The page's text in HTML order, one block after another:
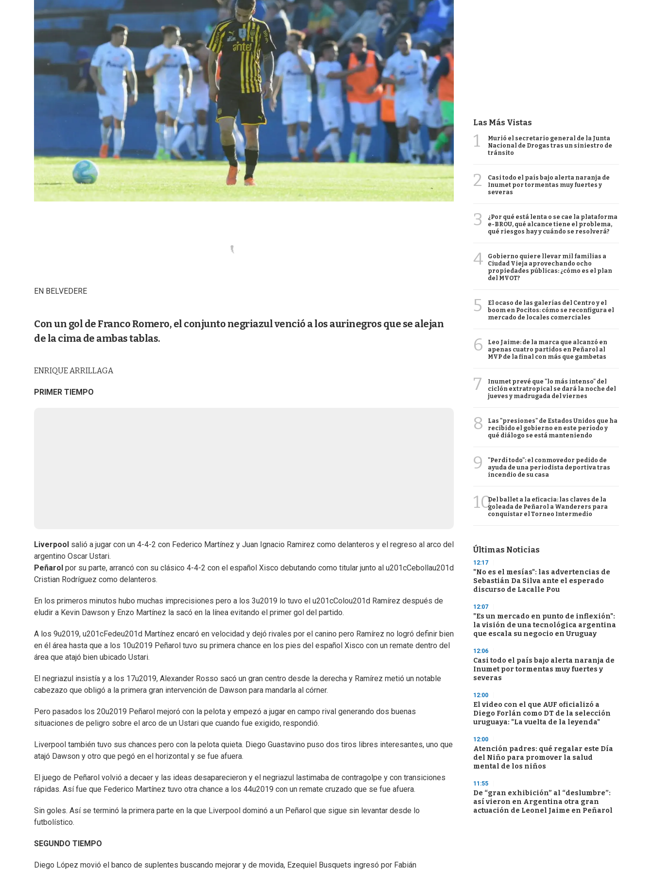
EN BELVEDERE
Con un gol de Franco Romero, el conjunto negriazul venció a los aurinegros que se alejan
de la cima de ambas tablas.
ENRIQUE ARRILLAGA
PRIMER TIEMPO
Liverpool salió a jugar con un 4-4-2 con Federico Martínez y Juan Ignacio Ramirez como delanteros y el regreso al arco del
argentino Oscar Ustari.
Peñarol por su parte, arrancó con su clásico 4-4-2 con el español Xisco debutando como titular junto al u201cCebollau201d
Cristian Rodríguez como delanteros.
En los primeros minutos hubo muchas imprecisiones pero a los 3u2019 lo tuvo el u201cColou201d Ramírez después de
eludir a Kevin Dawson y Enzo Martínez la sacó en la línea evitando el primer gol del partido.
A los 9u2019, u201cFedeu201d Martínez encaró en velocidad y dejó rivales por el canino pero Ramírez no logró definir bien
en él área hasta que a los 10u2019 Peñarol tuvo su primera chance en los pies del español Xisco con un remate dentro del
área que atajó bien ubicado Ustari.
El negriazul insistía y a los 17u2019, Alexander Rosso sacó un gran centro desde la derecha y Ramírez metió un notable
cabezazo que obligó a la primera gran intervención de Dawson para mandarla al córner.
Pero pasados los 20u2019 Peñarol mejoró con la pelota y empezó a jugar en campo rival generando dos buenas
situaciones de peligro sobre el arco de un Ustari que cuando fue exigido, respondió.
Liverpool también tuvo sus chances pero con la pelota quieta. Diego Guastavino puso dos tiros libres interesantes, uno que
atajó Dawson y otro que pegó en el horizontal y se fue afuera.
El juego de Peñarol volvió a decaer y las ideas desaparecieron y el negriazul lastimaba de contragolpe y con transiciones
rápidas. Así fue que Federico Martínez tuvo otra chance a los 44u2019 con un remate cruzado que se fue afuera.
Sin goles. Así se terminó la primera parte en la que Liverpool dominó a un Peñarol que sigue sin levantar desde lo
futbolístico.
SEGUNDO TIEMPO
Diego López movió el banco de suplentes buscando mejorar y de movida, Ezequiel Busquets ingresó por Fabián
Las Más Vistas
1
Murió el secretario general de la Junta
Nacional de Drogas tras un siniestro de
tránsito
2
Casi todo el país bajo alerta naranja de
Inumet por tormentas muy fuertes y
severas
3
¿Por qué está lenta o se cae la plataforma
e-BROU, qué alcance tiene el problema,
qué riesgos hay y cuándo se resolverá?
4
Gobierno quiere llevar mil familias a
Ciudad Vieja aprovechando ocho
propiedades públicas: ¿cómo es el plan
del MVOT?
5
El ocaso de las galerías del Centro y el
boom en Pocitos: cómo se reconfigura el
mercado de locales comerciales
6
Leo Jaime: de la marca que alcanzó en
apenas cuatro partidos en Peñarol al
MVP de la final con más que gambetas
7
Inumet prevé que "lo más intenso" del
ciclón extratropical se dará la noche del
jueves y madrugada del viernes
8
Las "presiones" de Estados Unidos que ha
recibido el gobierno en este período y
qué diálogo se está manteniendo
9
"Perdí todo": el conmovedor pedido de
ayuda de una periodista deportiva tras
incendio de su casa
10Del ballet a la eficacia: las claves de la
goleada de Peñarol a Wanderers para
conquistar el Torneo Intermedio
Últimas Noticias
12:17
"No es el mesías": las advertencias de
Sebastián Da Silva ante el esperado
discurso de Lacalle Pou
12:07
"Es un mercado en punto de inflexión":
la visión de una tecnológica argentina
que escala su negocio en Uruguay
12:06
Casi todo el país bajo alerta naranja de
Inumet por tormentas muy fuertes y
severas
12:00
El video con el que AUF oficializó a
Diego Forlán como DT de la selección
uruguaya: "La vuelta de la leyenda"
12:00
Atención padres: qué regalar este Día
del Niño para promover la salud
mental de los niños
11:55
De “gran exhibición” al “deslumbre”:
así vieron en Argentina otra gran
actuación de Leonel Jaime en Peñarol